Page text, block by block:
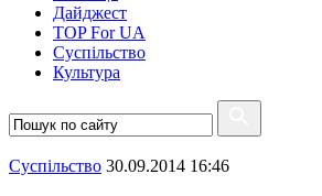
Дайджест
TOP For UA
Суспiльство
Культура
Суспiльство 30.09.2014 16:46